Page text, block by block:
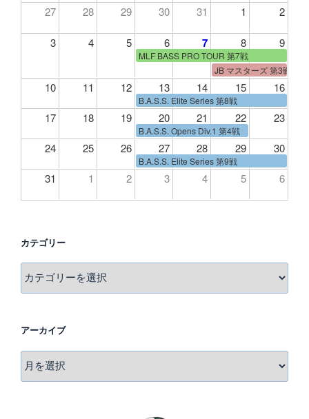
27 28 29 30 31 1 2
3 4 5 6 7 8 9
MLF BASS PRO TOUR 第7戦
JB マスターズ 第3戦
10 11 12 13 14 15 16
B.A.S.S. Elite Series 第8戦
17 18 19 20 21 22 23
B.A.S.S. Opens Div.1 第4戦
24 25 26 27 28 29 30
B.A.S.S. Elite Series 第9戦
31 1 2 3 4 5 6
カテゴリー
テ
ー
アーカイブ
ー